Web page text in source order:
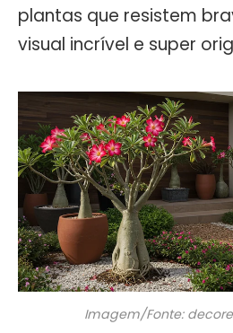
plantas que resistem
visual incrível e super
Imagem/Fonte: